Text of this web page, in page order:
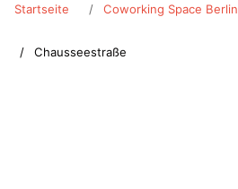
Startseite Coworking Space Berlin
Chausseestraße